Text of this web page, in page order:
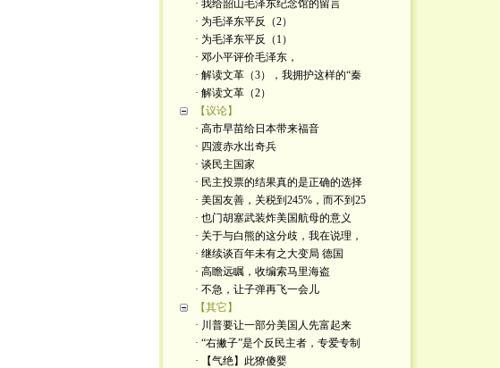
· 我给韶山毛泽东纪念馆的留言
· 为毛泽东平反（2）
· 为毛泽东平反（1）
· 邓小平评价毛泽东，
· 解读文革（3），我拥护这样的“秦
· 解读文革（2）
【议论】
· 高市早苗给日本带来福音
· 四渡赤水出奇兵
· 谈民主国家
· 民主投票的结果真的是正确的选择
· 美国友善，关税到245%，而不到25
· 也门胡塞武装炸美国航母的意义
· 关于与白熊的这分歧，我在说理，
· 继续谈百年未有之大变局 德国
· 高瞻远瞩，收编索马里海盗
· 不急，让子弹再飞一会儿
【其它】
· 川普要让一部分美国人先富起来
· “右撇子”是个反民主者，专爱专制
· 【气绝】此獠傻婴